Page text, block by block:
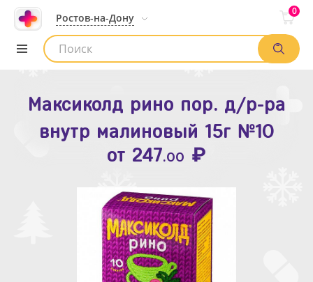
Ростов-на-Дону
0
Список аптек
Максиколд рино пор. д/р-ра
внутр малиновый 15г №10
от 247.00 ₽
Зодак таб. п.п.о. 10мг №10
от109.80 ₽